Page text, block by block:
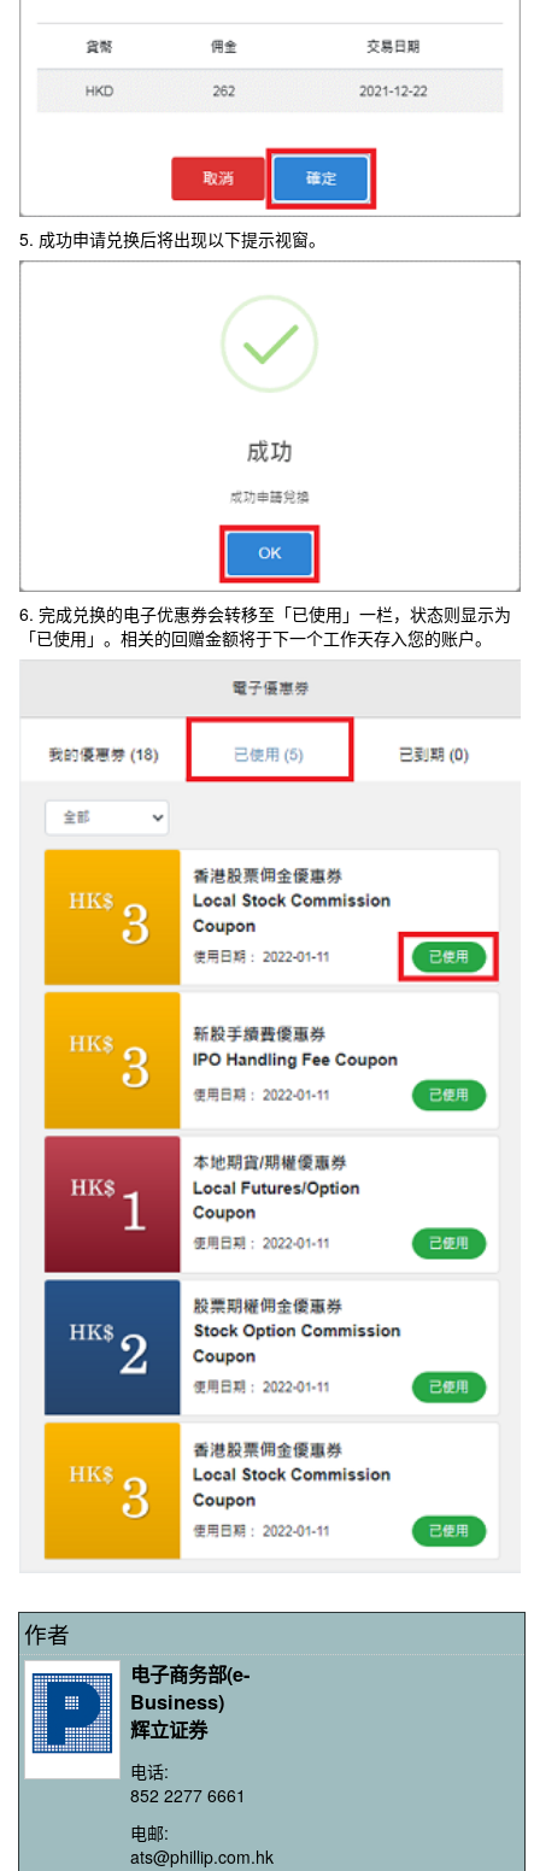
5. 成功申请兑换后将出现以下提示视窗。
6. 完成兑换的电子优惠券会转移至「已使用」一栏，状态则显示为
「已使用」。相关的回赠金额将于下一个工作天存入您的账户。
作者
电子商务部(e-
Business)
辉立证券
电话:
852 2277 6661
电邮:
ats@phillip.com.hk